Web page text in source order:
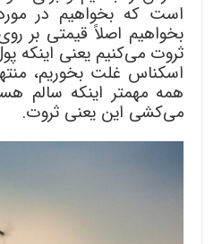
است که بخواهیم در
بخواهیم اصلاً قیمتی بر
ثروت می‌کنیم یعنی اینکه
اسکناس غلت بخوریم،
همه مهمتر اینکه
می‌کشی این یعنی ثروت.